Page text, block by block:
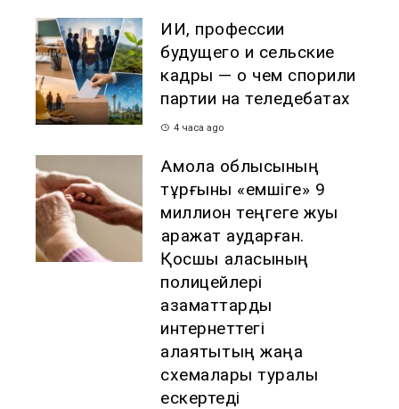
ИИ, профессии
будущего и сельские
кадры — о чем спорили
партии на теледебатах
4 часа ago
Ақмола облысының
тұрғыны «емшіге» 9
миллион теңгеге жуық
қаражат аударған.
Қосшы қаласының
полицейлері
азаматтарды
интернеттегі
алаяқтықтың жаңа
схемалары туралы
ескертеді